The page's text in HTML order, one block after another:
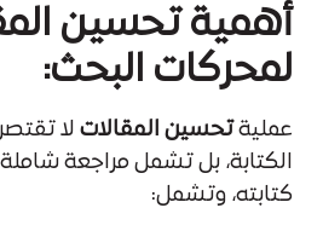
أهمية تحسين
لمحركات البحث:
عمليةتحسين المقالات لا
الكتابة، بل تشمل مراجعة
كتابته، وتشمل: